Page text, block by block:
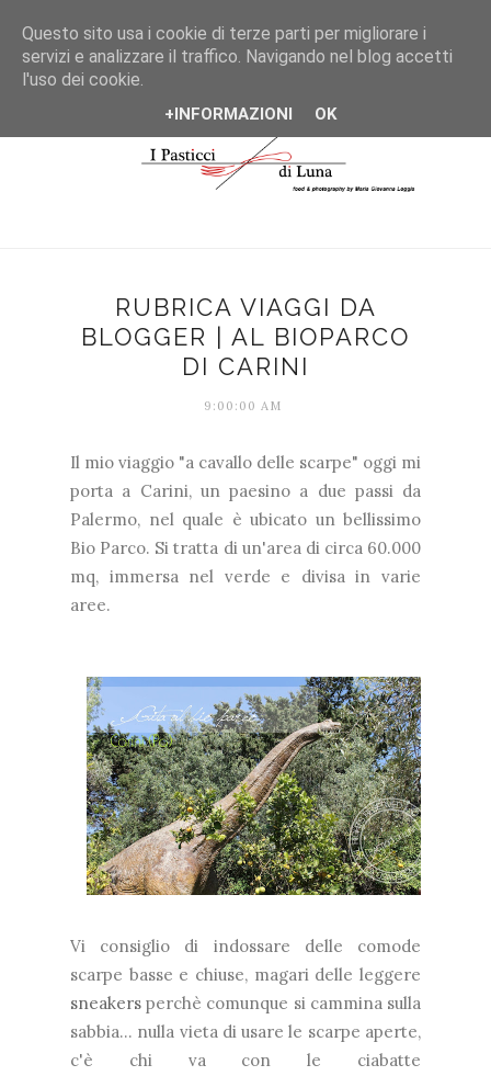
RUBRICA VIAGGI DA
BLOGGER | AL BIOPARCO
DI CARINI
9:00:00 AM
Il mio viaggio "a cavallo delle scarpe" oggi mi
porta a Carini, un paesino a due passi da
Palermo, nel quale è ubicato un bellissimo
Bio Parco. Si tratta di un'area di circa 60.000
mq, immersa nel verde e divisa in varie
aree.
Vi consiglio di indossare delle comode
scarpe basse e chiuse, magari delle leggere
sneakers perchè comunque si cammina sulla
sabbia... nulla vieta di usare le scarpe aperte,
c'è chi va con le ciabatte
Questo sito usa i cookie di terze parti per migliorare i
servizi e analizzare il traffico. Navigando nel blog accetti
l'uso dei cookie.
+INFORMAZIONI OK